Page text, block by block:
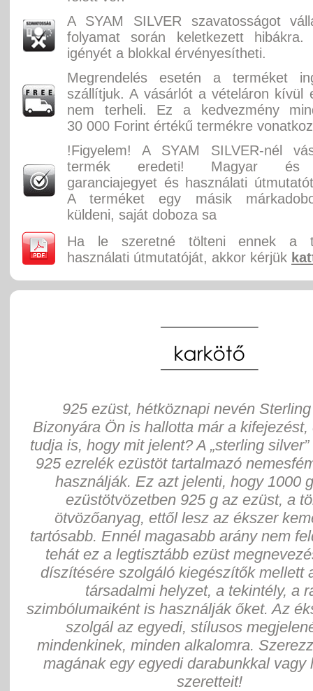
A SYAM SILVER szavatosságot
folyamat során keletkezett hibákra.
igényét a blokkal érvényesítheti.
Megrendelés esetén a terméket
szállítjuk. A vásárlót a vételáron kívül
nem terheli. Ez a kedvezmény
30 000 Forint értékű termékre
!Figyelem! A SYAM SILVER-nél
termék eredeti! Magyar és
garanciajegyet és használati
A terméket egy másik
küldeni, saját doboza sa
Ha le szeretné tölteni ennek a
használati útmutatóját, akkor kérjük
925 ezüst, hétköznapi nevén
Bizonyára Ön is hallotta már a kifejezést,
tudja is, hogy mit jelent? A „sterling
925 ezrelék ezüstöt tartalmazó
használják. Ez azt jelenti, hogy 1000
ezüstötvözetben 925 g az ezüst, a
ötvözőanyag, ettől lesz az ékszer
tartósabb. Ennél magasabb arány nem
tehát ez a legtisztább ezüst
díszítésére szolgáló kiegészítők mellett
társadalmi helyzet, a tekintély, a
szimbólumaiként is használják őket. Az
szolgál az egyedi, stílusos
mindenkinek, minden alkalomra.
magának egy egyedi darabunkkal vagy
szeretteit!